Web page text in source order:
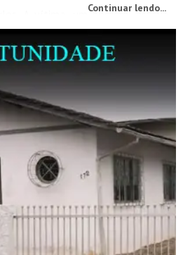
A vítima, um homem, estava
Continuar lendo...